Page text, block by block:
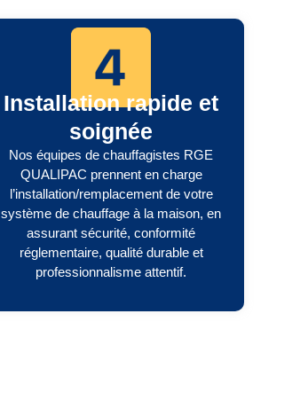
Installation rapide et
soignée
Nos équipes de chauffagistes RGE
QUALIPAC prennent en charge
l’installation/remplacement de votre
système de chauffage à la maison, en
assurant sécurité, conformité
réglementaire, qualité durable et
professionnalisme attentif.